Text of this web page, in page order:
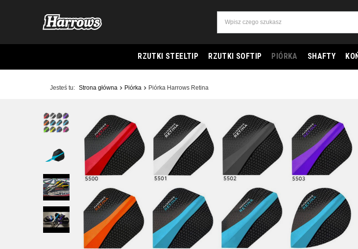
RZUTKI STEELTIP RZUTKI SOFTIP PIÓRKA SHAFTY
Jesteś tu: Strona główna Piórka Piórka Harrows Retina